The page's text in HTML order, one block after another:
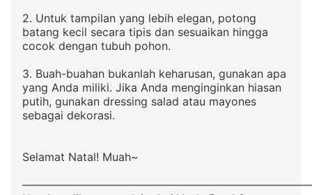
2. Untuk tampilan yang lebih elegan, potong
batang kecil secara tipis dan sesuaikan hingga
cocok dengan tubuh pohon.
3. Buah-buahan bukanlah keharusan, gunakan apa
yang Anda miliki. Jika Anda menginginkan hiasan
putih, gunakan dressing salad atau mayones
sebagai dekorasi.
Selamat Natal! Muah~
——————————————————————————